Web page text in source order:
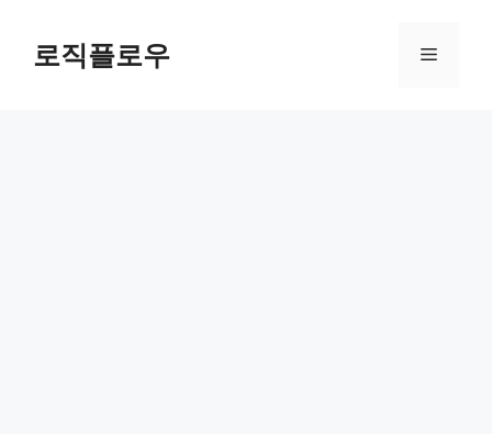
content로직플로우 Menu